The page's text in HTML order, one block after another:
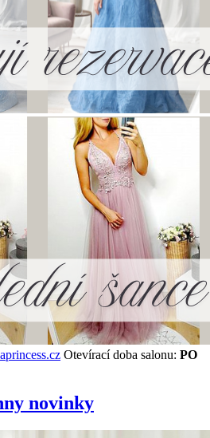
Otevírací doba salonu: PO
novinky